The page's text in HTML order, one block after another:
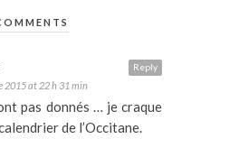
Reply
2015 at 22 h 31 min
pas donnés … je craque
de l’Occitane.